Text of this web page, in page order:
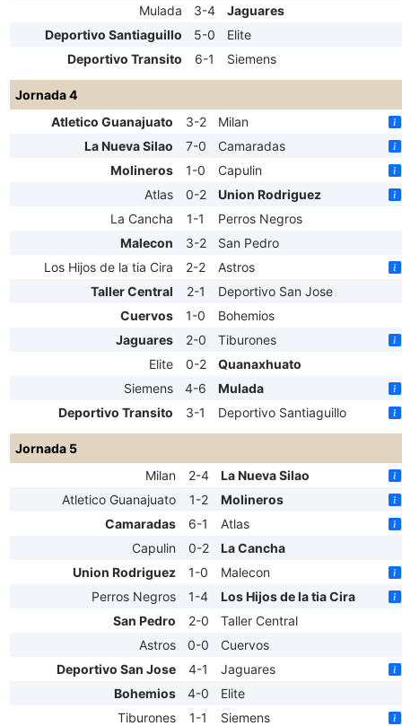
Mulada
3-4
Jaguares
Deportivo Santiaguillo
5-0
Elite
Deportivo Transito
6-1 Siemens
Jornada 4
Atletico Guanajuato
3-2
Milan
La Nueva Silao
7-0
Camaradas
Molineros
1-0
Capulin
Atlas
0-2
Union Rodriguez
La Cancha
1-1
Perros Negros
Malecon
3-2
San Pedro
Los Hijos de la tia Cira
2-2
Astros
Taller Central
2-1
Deportivo San Jose
Cuervos
1-0
Bohemios
Jaguares
2-0
Tiburones
Elite
0-2
Quanaxhuato
Siemens
4-6
Mulada
Deportivo Transito
3-1 Deportivo Santiaguillo
Jornada 5
Milan
2-4
La Nueva Silao
Atletico Guanajuato
1-2
Molineros
Camaradas
6-1
Atlas
Capulin
0-2
La Cancha
Union Rodriguez
1-0
Malecon
Perros Negros
1-4
Los Hijos de la tia Cira
San Pedro
2-0
Taller Central
Astros
0-0
Cuervos
Deportivo San Jose
4-1
Jaguares
Bohemios
4-0
Elite
Tiburones
1-1
Siemens